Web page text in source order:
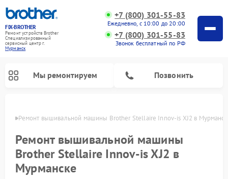
FIX-BROTHER
Ремонт устройств Brother
Специализированный
cервисный центр г.
Мурманск
+7 (800) 301-55-83
Ежедневно, с 10:00 до 20:00
+7 (800) 301-55-83
Звонок бесплатный по РФ
Мы ремонтируем Позвонить
Ремонт вышивальной машины Brother Stellaire Innov-is XJ2 в
Ремонт вышивальной машины
Brother Stellaire Innov-is XJ2 в
Мурманске